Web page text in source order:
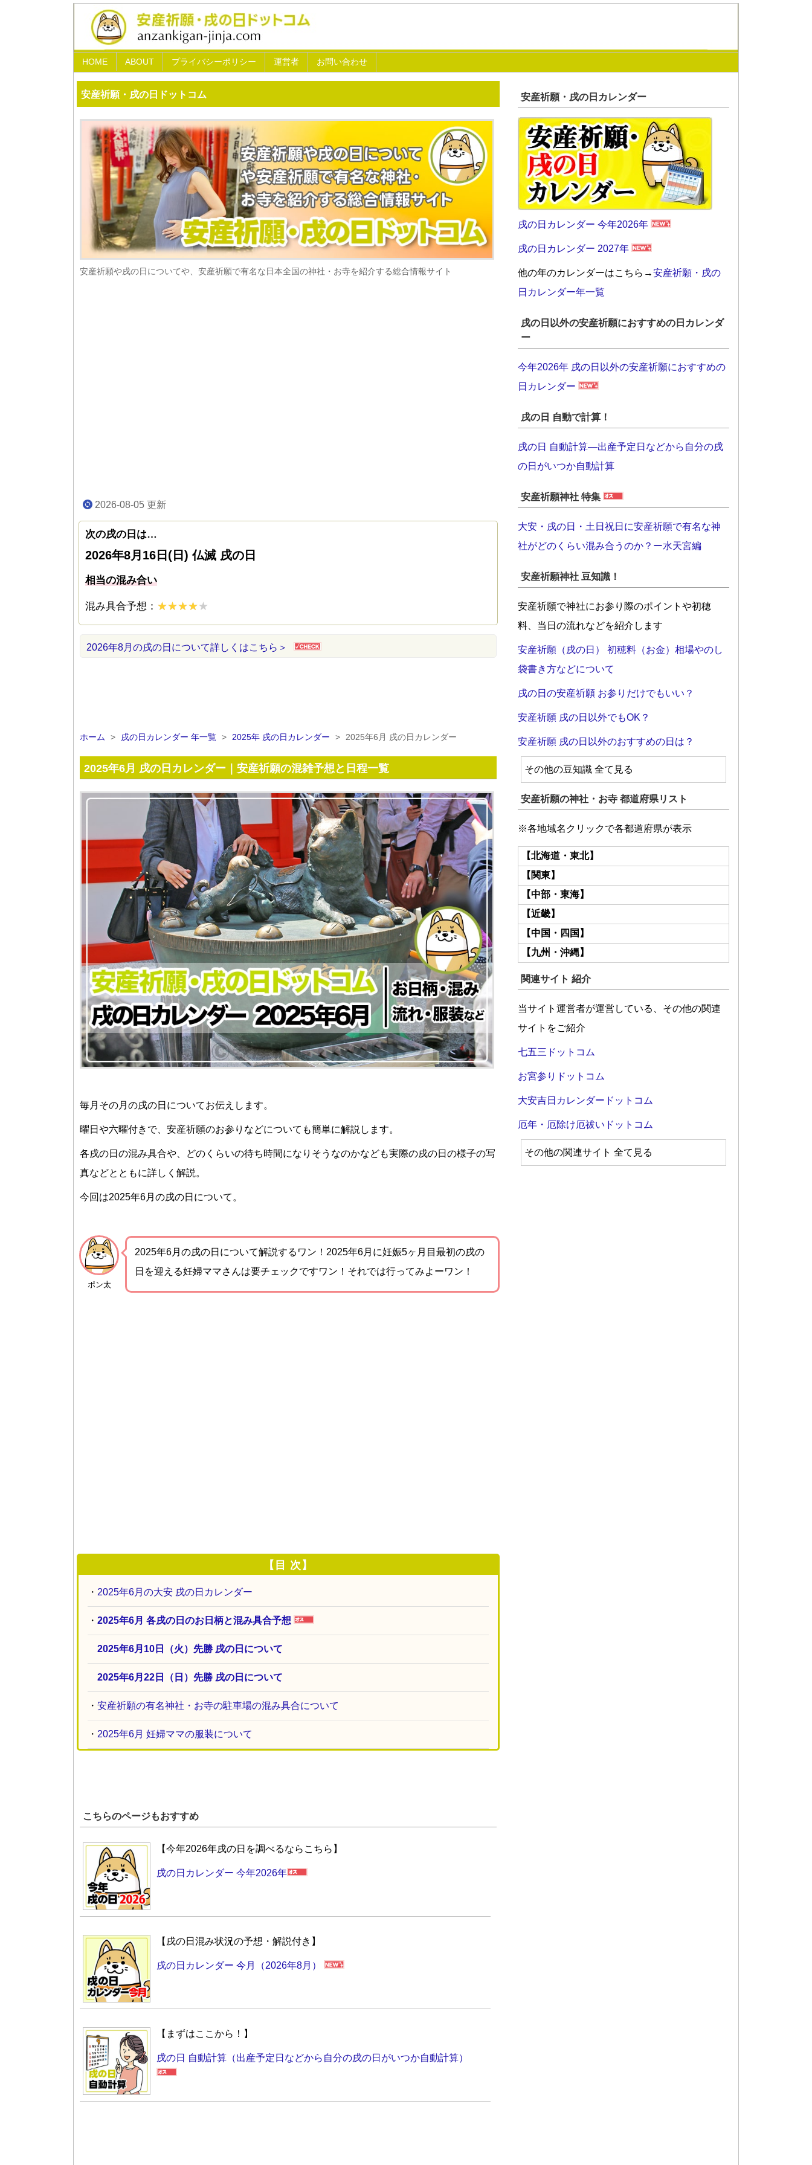
安産祈願・戌の日ドットコム
安産祈願や戌の日についてや、安産祈願で有名な日本全国の神社・お寺を紹介する総合情報サイト
2026-08-05 更新
次の戌の日は…
2026年8月16日(日) 仏滅 戌の日
相当の混み合い
混み具合予想：
2026年8月の戌の日について詳しくはこちら＞
ホーム > 戌の日カレンダー 年一覧 > 2025年 戌の日カレンダー > 2025年6月 戌の日カレンダー
2025年6月 戌の日カレンダー｜安産祈願の混雑予想と日程一覧
毎月その月の戌の日についてお伝えします。
曜日や六曜付きで、安産祈願のお参りなどについても簡単に解説します。
各戌の日の混み具合や、どのくらいの待ち時間になりそうなのかなども実際の戌の日の様子の写
真などとともに詳しく解説。
今回は2025年6月の戌の日について。
ポン太
2025年6月の戌の日について解説するワン！2025年6月に妊娠5ヶ月目最初の戌の
日を迎える妊婦ママさんは要チェックですワン！それでは行ってみよーワン！
【目 次】
・ 2025年6月の大安 戌の日カレンダー
・ 2025年6月 各戌の日のお日柄と混み具合予想
2025年6月10日（火）先勝 戌の日について
2025年6月22日（日）先勝 戌の日について
・ 安産祈願の有名神社・お寺の駐車場の混み具合について
・ 2025年6月 妊婦ママの服装について
こちらのページもおすすめ
【今年2026年戌の日を調べるならこちら】
戌の日カレンダー 今年2026年
【戌の日混み状況の予想・解説付き】
戌の日カレンダー 今月（2026年8月）
【まずはここから！】
戌の日 自動計算（出産予定日などから自分の戌の日がいつか自動計算）
安産祈願・戌の日カレンダー
戌の日カレンダー 今年2026年
戌の日カレンダー 2027年
他の年のカレンダーはこちら→安産祈願・戌の
日カレンダー年一覧
戌の日以外の安産祈願におすすめの日カレンダ
ー
今年2026年 戌の日以外の安産祈願におすすめの
日カレンダー
戌の日 自動で計算！
戌の日 自動計算―出産予定日などから自分の戌
の日がいつか自動計算
安産祈願神社 特集
大安・戌の日・土日祝日に安産祈願で有名な神
社がどのくらい混み合うのか？ー水天宮編
安産祈願神社 豆知識！
安産祈願で神社にお参り際のポイントや初穂
料、当日の流れなどを紹介します
安産祈願（戌の日） 初穂料（お金）相場やのし
袋書き方などについて
戌の日の安産祈願 お参りだけでもいい？
安産祈願 戌の日以外でもOK？
安産祈願 戌の日以外のおすすめの日は？
その他の豆知識 全て見る
安産祈願の神社・お寺 都道府県リスト
※各地域名クリックで各都道府県が表示
【北海道・東北】
【関東】
【中部・東海】
【近畿】
【中国・四国】
【九州・沖縄】
関連サイト 紹介
当サイト運営者が運営している、その他の関連
サイトをご紹介
七五三ドットコム
お宮参りドットコム
大安吉日カレンダードットコム
厄年・厄除け厄祓いドットコム
その他の関連サイト 全て見る
HOME ABOUT プライバシーポリシー 運営者 お問い合わせ